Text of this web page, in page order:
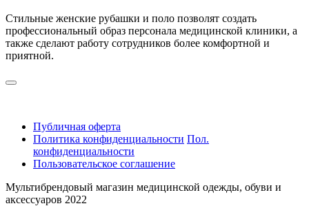
Стильные женские рубашки и поло позволят создать
профессиональный образ персонала медицинской клиники, а
также сделают работу сотрудников более комфортной и
приятной.
Публичная оферта
Политика конфиденциальности Пол.
конфиденциальности
Пользовательское соглашение
Мультибрендовый магазин медицинской одежды, обуви и
аксессуаров 2022